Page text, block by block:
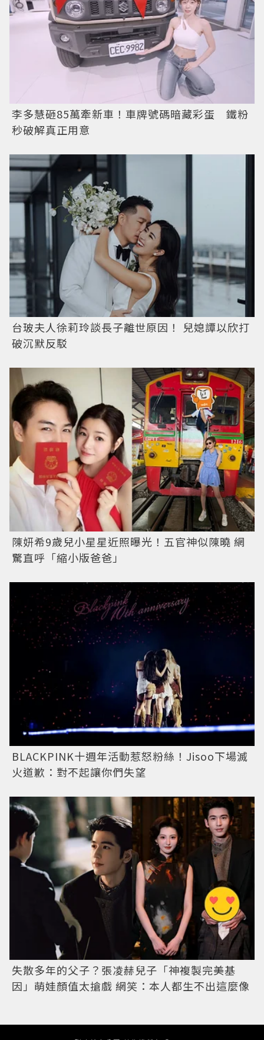
李多慧砸85萬牽新車！車牌號碼暗藏彩蛋 鐵粉
秒破解真正用意
台玻夫人徐莉玲談長子離世原因！ 兒媳譚以欣打
破沉默反駁
陳妍希9歲兒小星星近照曝光！五官神似陳曉 網
驚直呼「縮小版爸爸」
BLACKPINK十週年活動惹怒粉絲！Jisoo下場滅
火道歉：對不起讓你們失望
失散多年的父子？張凌赫兒子「神複製完美基
因」萌娃顏值太搶戲 網笑：本人都生不出這麼像